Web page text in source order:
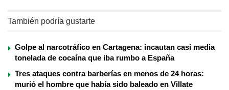
También podría gustarte
Golpe al narcotráfico en Cartagena: incautan casi media
tonelada de cocaína que iba rumbo a España
Tres ataques contra barberías en menos de 24 horas:
murió el hombre que había sido baleado en Villate